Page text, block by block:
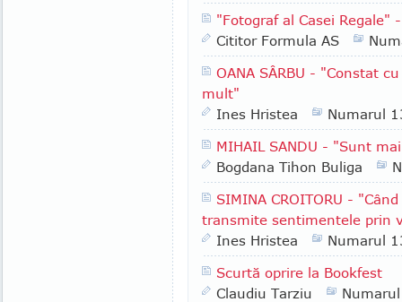
"Fotograf al Casei Regale"
Cititor Formula AS
OANA SÂRBU - "Constat
mult"
Ines Hristea
Numarul
MIHAIL SANDU - "Sunt
Bogdana Tihon Buliga
SIMINA CROITORU -
transmite sentimentele prin
Ines Hristea
Numarul
Scurtă oprire la Bookfest
Claudiu Tarziu